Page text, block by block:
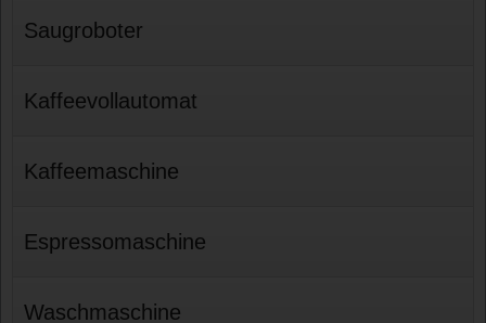
Saugroboter
Kaffeevollautomat
Kaffeemaschine
Espressomaschine
Waschmaschine